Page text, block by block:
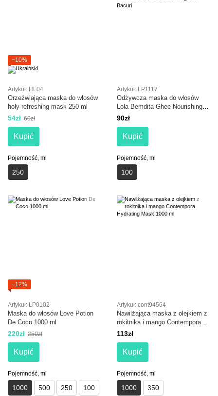
−10%
Artykuł: HL04
Orzeźwiająca maska do włosów
holy refreshing mask 250 ml
54zł 60zł
Kupić
Pojemność, ml
250
Artykuł: LP1117
Odżywcza maska do włosów
Lola Bemdita Ghee Nourishing
Vegan Hair Butter Abacaxi E
90zł
Kupić
Pojemność, ml
100
−12%
Artykuł: LP0102
Maska do włosów Love Potion
De Coco 1000 ml
220zł 250zł
Kupić
Pojemność, ml
1000 500 250 100
Artykuł: cont94564
Nawilżająca maska z olejkiem z
rokitnika i mango Contempora
Hydrating Mask 1000 ml
113zł
Kupić
Pojemność, ml
1000 350